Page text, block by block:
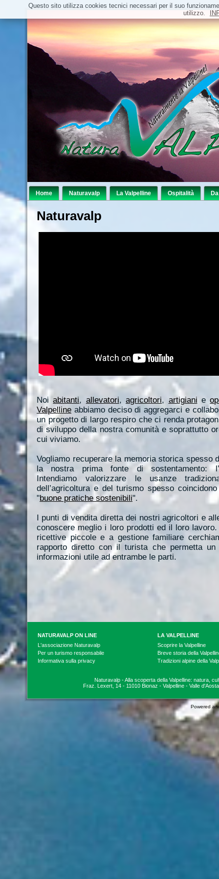
Home Naturavalp La Valpelline Ospitalità
Naturavalp
Noiabitanti, allevatori,agricoltori, artigiani e
Valpelline abbiamo deciso di aggregarci e
un progetto di largo respiro che ci renda
di sviluppo della nostra comunità e soprattutto
cui viviamo.
Vogliamo recuperare la memoria storica spesso
la nostra prima fonte di sostentamento:
Intendiamo valorizzare le usanze
dell’agricoltura e del turismo spesso
"buone pratiche sostenibili".
I punti di vendita diretta dei nostri agricoltori e
conoscere meglio i loro prodotti ed il loro
ricettive piccole e a gestione familiare
rapporto diretto con il turista che permetta
informazioni utile ad entrambe le parti.
NATURAVALP ON LINE
LA VALPELLINE
L'associazione Naturavalp
Per un turismo responsabile
Informativa sulla privacy
Scoprire la Valpelline
Breve storia della
Tradizioni alpine della
Naturavalp - Alla scoperta della Valpelline: natura,
Fraz. Lexert, 14 - 11010 Bionaz - Valpelline - Valle
Powered
Questo sito utilizza cookies tecnici necessari per il suo
utilizzo.